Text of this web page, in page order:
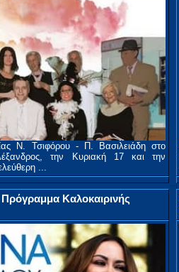
Ν. Τσιφόρου - Π. Βασιλειάδη στο
την Κυριακή 17 και την
...
Καλοκαιρινής